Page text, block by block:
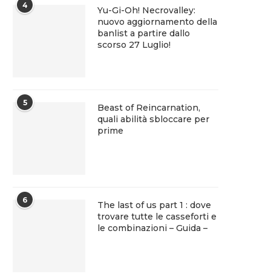
4
Yu-Gi-Oh! Necrovalley:
nuovo aggiornamento della
banlist a partire dallo
scorso 27 Luglio!
5
Beast of Reincarnation,
quali abilità sbloccare per
prime
6
The last of us part 1 : dove
trovare tutte le casseforti e
le combinazioni – Guida –